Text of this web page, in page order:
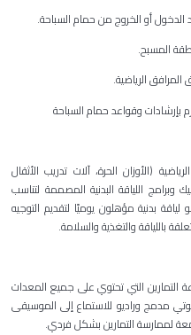
(الأوزان الحرة، آلات تدريب الأثقال
اللياقة البدنية المصممة لتناسب
لياقة بدنية مؤهلون يوميًا لتقديم التوجيه
باللياقة والتغذية والسلامة.
التمارين التي تحتوي على جميع المعدات
مدمج وراديو للاستماع إلى الموسيقى
لممارسة التمارين بشكل فردي.